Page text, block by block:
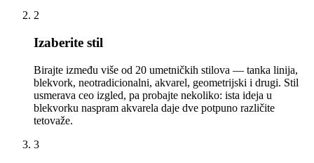
2
Izaberite stil
Birajte između više od 20 umetničkih stilova — tanka linija,
blekvork, neotradicionalni, akvarel, geometrijski i drugi. Stil
usmerava ceo izgled, pa probajte nekoliko: ista ideja u
blekvorku naspram akvarela daje dve potpuno različite
tetovaže.
3